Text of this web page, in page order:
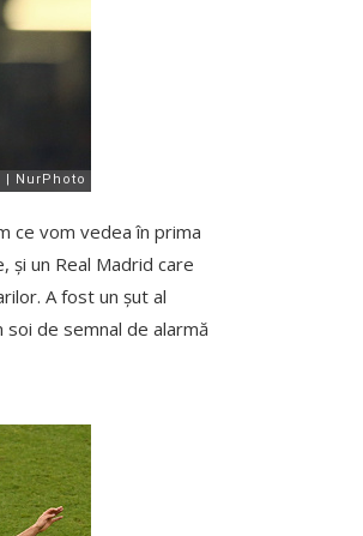
ce vom vedea în prima
și un Real Madrid care
A fost un șut al
de semnal de alarmă